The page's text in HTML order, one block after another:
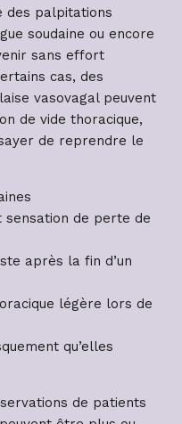
des palpitations
soudaine ou encore
sans effort
cas, des
vasovagal peuvent
de vide thoracique,
de reprendre le
sensation de perte de
après la fin d’un
légère lors de
qu’elles
de patients